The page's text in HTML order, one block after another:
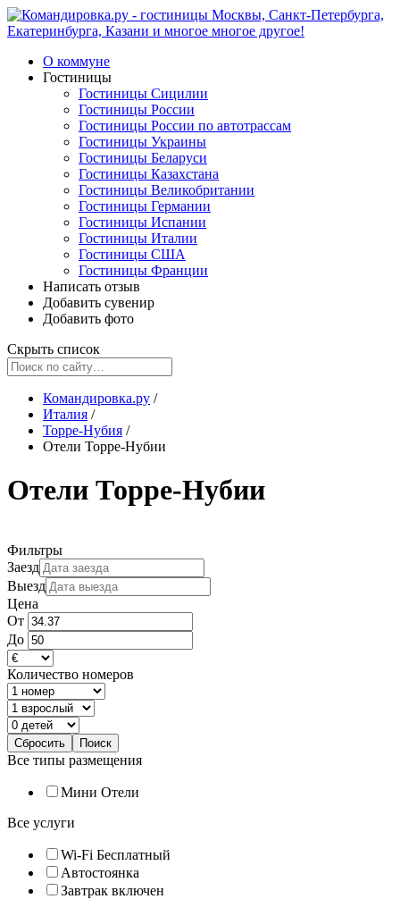
О коммуне
Гостиницы
Гостиницы Сицилии
Гостиницы России
Гостиницы России по автотрассам
Гостиницы Украины
Гостиницы Беларуси
Гостиницы Казахстана
Гостиницы Великобритании
Гостиницы Германии
Гостиницы Испании
Гостиницы Италии
Гостиницы США
Гостиницы Франции
Написать отзыв
Добавить сувенир
Добавить фото
Скрыть список
Командировка.ру /
Италия /
Торре-Нубия /
Отели Торре-Нубии
Отели Торре-Нубии
Фильтры
Заезд
Выезд
Цена
От
До
Количество номеров
Все типы размещения
Мини Отели
Все услуги
Wi-Fi Бесплатный
Автостоянка
Завтрак включен